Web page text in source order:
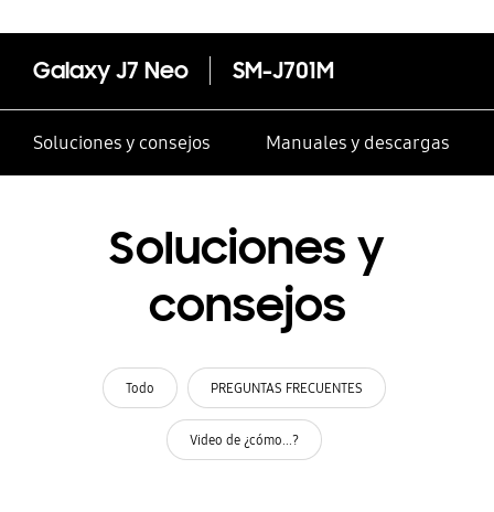
Galaxy J7 Neo SM-J701M
Soluciones y consejos Manuales y descargas
Soluciones y
consejos
Todo PREGUNTAS FRECUENTES
Video de ¿cómo...?